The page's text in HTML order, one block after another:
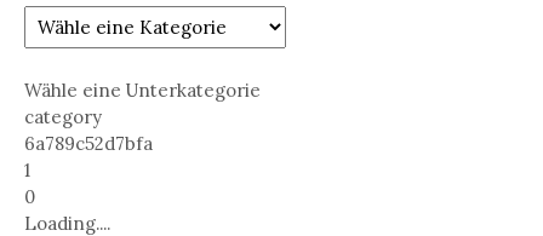
Wähle eine Unterkategorie
category
6a789c52d7bfa
1
0
Loading....